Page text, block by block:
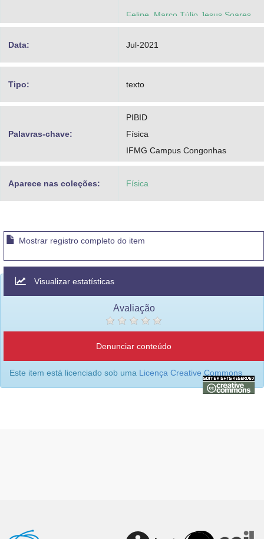
Felipe, Marco Túlio Jesus Soares
Martins, Luis Antônio
Data: Jul-2021
Tipo: texto
Palavras-chave:
PIBID
Física
IFMG Campus Congonhas
Aparece nas coleções: Física
Mostrar registro completo do item
Visualizar estatísticas
Avaliação
Denunciar conteúdo
Este item está licenciado sob uma Licença Creative Commons